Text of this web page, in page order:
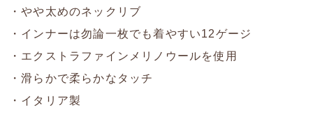
・やや太めのネックリブ
・インナーは勿論一枚でも着やすい12ゲージ
・エクストラファインメリノウールを使用
・滑らかで柔らかなタッチ
・イタリア製